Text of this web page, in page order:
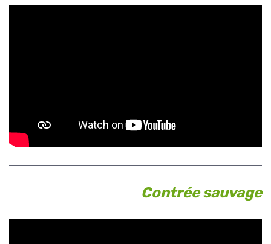
Contrée sauvage